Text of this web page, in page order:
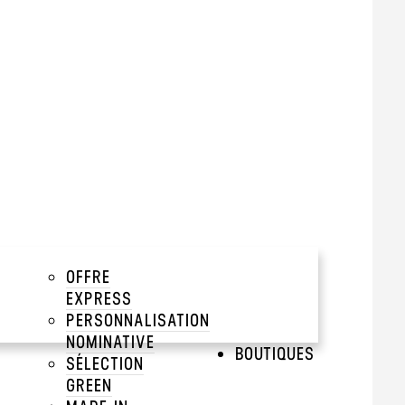
OFFRE
EXPRESS
PERSONNALISATION
NOMINATIVE
SÉLECTION
GREEN
BOUTIQUES
de 500 pièces
add